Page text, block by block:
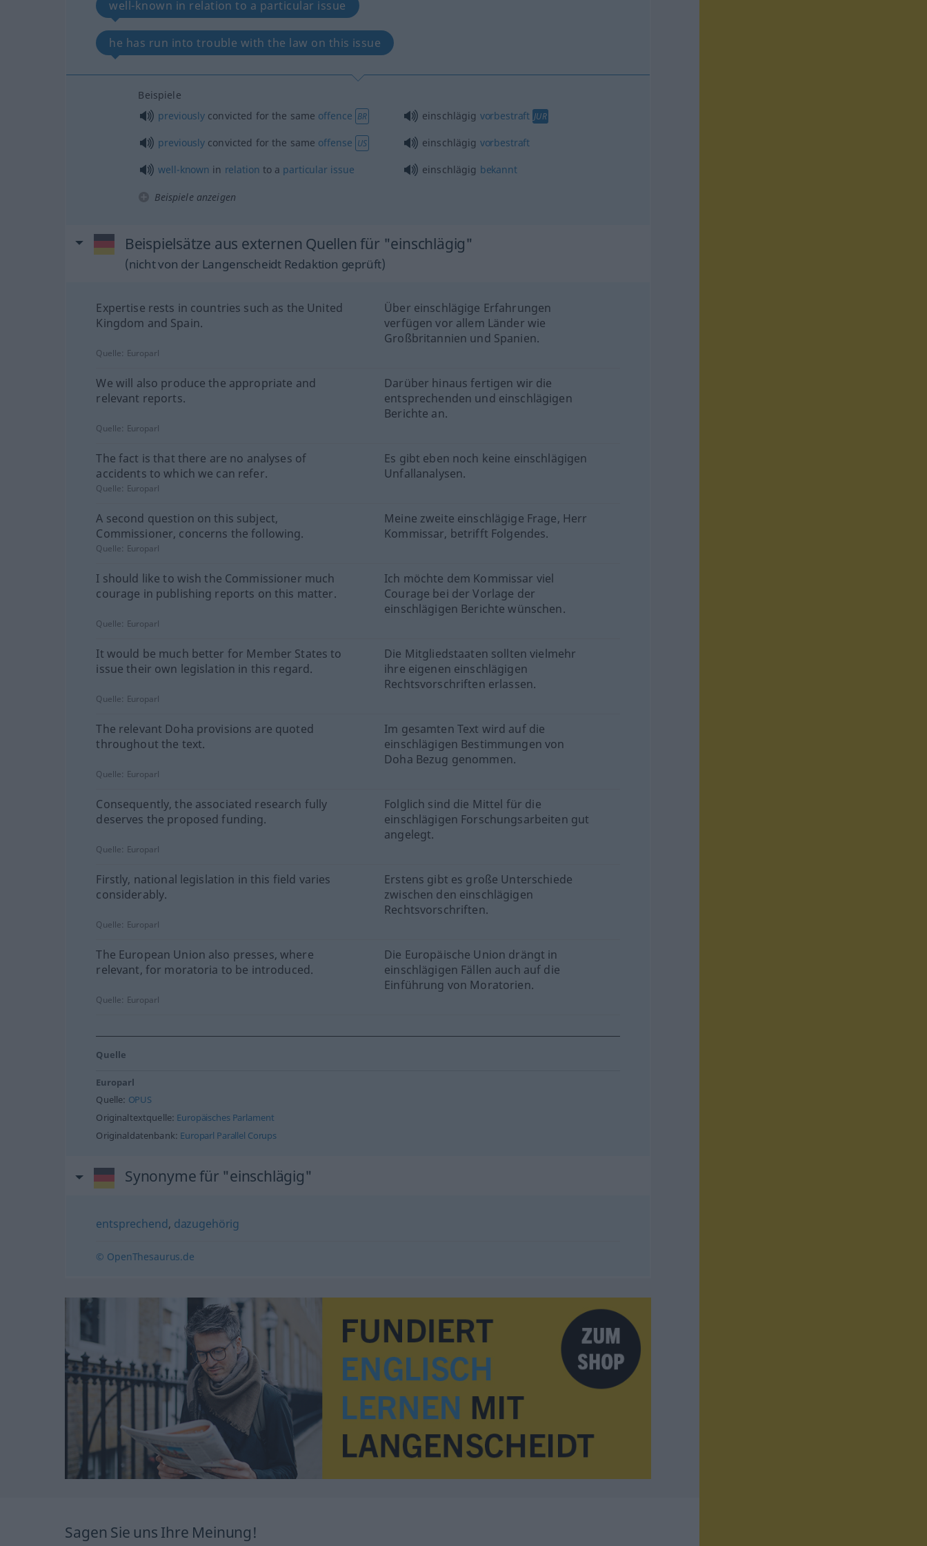
well-known in relation to a particular issue
he has run into trouble with the law on this issue
Beispiele
previously convicted for the same offence BR einschlägig vorbestraft JUR
previously convicted for the same offense US einschlägig vorbestraft
well-known in relation to a particular issue einschlägig bekannt
Beispiele anzeigen
Beispielsätze aus externen Quellen für "einschlägig"
(nicht von der Langenscheidt Redaktion geprüft)
Expertise rests in countries such as the United
Kingdom and Spain.
Über einschlägige Erfahrungen
verfügen vor allem Länder wie
Großbritannien und Spanien.
Quelle: Europarl
We will also produce the appropriate and
relevant reports.
Darüber hinaus fertigen wir die
entsprechenden und einschlägigen
Berichte an.
Quelle: Europarl
The fact is that there are no analyses of
accidents to which we can refer.
Es gibt eben noch keine einschlägigen
Unfallanalysen.
Quelle: Europarl
A second question on this subject,
Commissioner, concerns the following.
Meine zweite einschlägige Frage, Herr
Kommissar, betrifft Folgendes.
Quelle: Europarl
I should like to wish the Commissioner much
courage in publishing reports on this matter.
Ich möchte dem Kommissar viel
Courage bei der Vorlage der
einschlägigen Berichte wünschen.
Quelle: Europarl
It would be much better for Member States to
issue their own legislation in this regard.
Die Mitgliedstaaten sollten vielmehr
ihre eigenen einschlägigen
Rechtsvorschriften erlassen.
Quelle: Europarl
The relevant Doha provisions are quoted
throughout the text.
Im gesamten Text wird auf die
einschlägigen Bestimmungen von
Doha Bezug genommen.
Quelle: Europarl
Consequently, the associated research fully
deserves the proposed funding.
Folglich sind die Mittel für die
einschlägigen Forschungsarbeiten gut
angelegt.
Quelle: Europarl
Firstly, national legislation in this field varies
considerably.
Erstens gibt es große Unterschiede
zwischen den einschlägigen
Rechtsvorschriften.
Quelle: Europarl
The European Union also presses, where
relevant, for moratoria to be introduced.
Die Europäische Union drängt in
einschlägigen Fällen auch auf die
Einführung von Moratorien.
Quelle: Europarl
Quelle
Europarl
Quelle: OPUS
Originaltextquelle: Europäisches Parlament
Originaldatenbank: Europarl Parallel Corups
Synonyme für "einschlägig"
entsprechend, dazugehörig
© OpenThesaurus.de
Sagen Sie uns Ihre Meinung!